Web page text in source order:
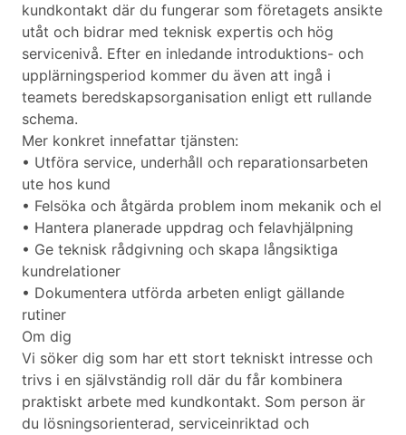
kundkontakt där du fungerar som företagets ansikte
utåt och bidrar med teknisk expertis och hög
servicenivå. Efter en inledande introduktions- och
upplärningsperiod kommer du även att ingå i
teamets beredskapsorganisation enligt ett rullande
schema.
Mer konkret innefattar tjänsten:
• Utföra service, underhåll och reparationsarbeten
ute hos kund
• Felsöka och åtgärda problem inom mekanik och el
• Hantera planerade uppdrag och felavhjälpning
• Ge teknisk rådgivning och skapa långsiktiga
kundrelationer
• Dokumentera utförda arbeten enligt gällande
rutiner
Om dig
Vi söker dig som har ett stort tekniskt intresse och
trivs i en självständig roll där du får kombinera
praktiskt arbete med kundkontakt. Som person är
du lösningsorienterad, serviceinriktad och